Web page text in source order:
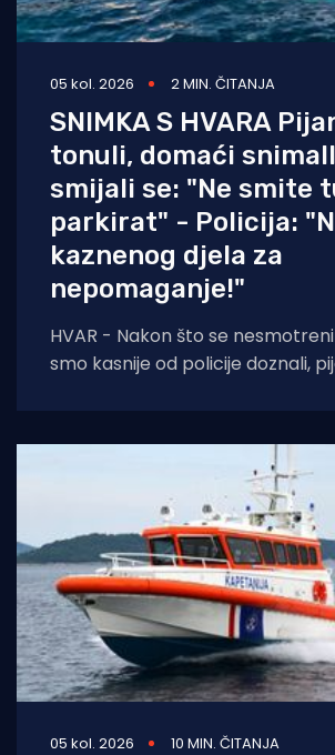
05 kol. 2026 2 MIN. ČITANJA
SNIMKA S HVARA
tonuli, domaći
smijali se: "Ne smite
parkirat" - Policija:
kaznenog djela za
nepomaganje!"
HVAR - Nakon što se
smo kasnije od policije doznali,
05 kol. 2026 10 MIN. ČITANJA